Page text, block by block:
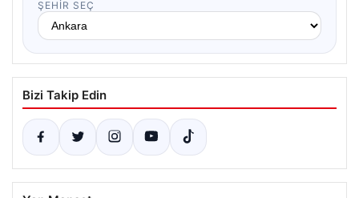
ŞEHIR SEÇ
Bizi Takip Edin